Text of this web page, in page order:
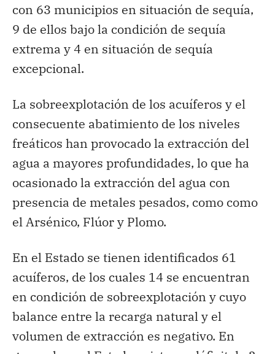
con 63 municipios en situación de sequía,
9 de ellos bajo la condición de sequía
extrema y 4 en situación de sequía
excepcional.
La sobreexplotación de los acuíferos y el
consecuente abatimiento de los niveles
freáticos han provocado la extracción del
agua a mayores profundidades, lo que ha
ocasionado la extracción del agua con
presencia de metales pesados, como como
el Arsénico, Flúor y Plomo.
En el Estado se tienen identificados 61
acuíferos, de los cuales 14 se encuentran
en condición de sobreexplotación y cuyo
balance entre la recarga natural y el
volumen de extracción es negativo. En